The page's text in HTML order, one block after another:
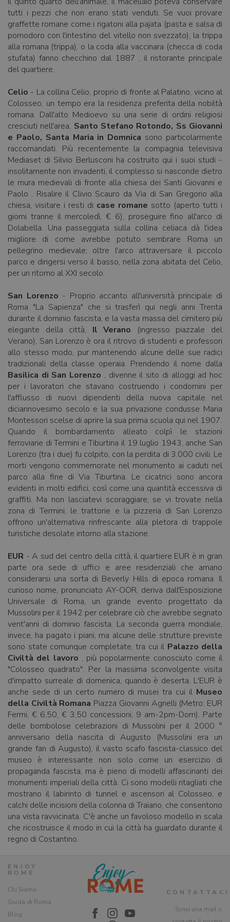
tutti i pezzi che non erano stati venduti. Se vuoi provare
graffette romane come i rigatoni alla pajata (pasta e salsa di
pomodoro con l'intestino del vitello non svezzato), la trippa
alla romana (trippa), o la coda alla vaccinara (checca di coda
stufata) fanno checchino dal 1887 , il ristorante principale
del quartiere.
Celio - La collina Celio, proprio di fronte al Palatino, vicino al
Colosseo, un tempo era la residenza preferita della nobiltà
romana. Dall'alto Medioevo su una serie di ordini religiosi
cresciuti nell'area, Santo Stefano Rotondo, Ss Giovanni
e Paolo, Santa Maria in Domnica sono particolarmente
raccomandati. Più recentemente la compagnia televisiva
Mediaset di Silvio Berlusconi ha costruito qui i suoi studi -
insolitamente non invadenti, il complesso si nasconde dietro
le mura medievali di fronte alla chiesa dei Santi Giovanni e
Paolo . Risalire il Clivio Scauro da Via di San Gregorio alla
chiesa, visitare i resti di case romane sotto (aperto tutti i
giorni tranne il mercoledì, € 6), proseguire fino all'arco di
Dolabella. Una passeggiata sulla collina celiaca dà l'idea
migliore di come avrebbe potuto sembrare Roma un
pellegrino medievale; oltre l'arco attraversare il piccolo
parco e dirigersi verso il basso, nella zona abitata del Celio,
per un ritorno al XXI secolo.
San Lorenzo - Proprio accanto all'università principale di
Roma "La Sapienza" che si trasferì qui negli anni Trenta
durante il dominio fascista, e la vasta massa del cimitero più
elegante della città, Il Verano (ingresso piazzale del
Verano), San Lorenzo è ora il ritrovo di studenti e professori
allo stesso modo, pur mantenendo alcune delle sue radici
tradizionali della classe operaia. Prendendo il nome dalla
Basilica di San Lorenzo , divenne il sito di alloggi ad hoc
per i lavoratori che stavano costruendo i condomini per
l'afflusso di nuovi dipendenti della nuova capitale nel
diciannovesimo secolo e la sua privazione condusse Maria
Montessori scelse di aprire la sua prima scuola qui nel 1907.
Quando il bombardamento alleato colpì le stazioni
ferroviarie di Termini e Tiburtina il 19 luglio 1943, anche San
Lorenzo (tra i due) fu colpito, con la perdita di 3.000 civili. Le
morti vengono commemorate nel monumento ai caduti nel
parco alla fine di Via Tiburtina. Le cicatrici sono ancora
evidenti in molti edifici, così come una quantità eccessiva di
graffiti. Ma non lasciatevi scoraggiare, se vi trovate nella
zona di Termini, le trattorie e la pizzeria di San Lorenzo
offrono un'alternativa rinfrescante alla pletora di trappole
turistiche desolate intorno alla stazione.
EUR - A sud del centro della città, il quartiere EUR è in gran
parte ora sede di uffici e aree residenziali che amano
considerarsi una sorta di Beverly Hills di epoca romana. Il
curioso nome, pronunciato AY-OOR, deriva dall'Esposizione
Universale di Roma, un grande evento progettato da
Mussolini per il 1942 per celebrare ciò che avrebbe segnato
vent'anni di dominio fascista. La seconda guerra mondiale,
invece, ha pagato i piani, ma alcune delle strutture previste
sono state comunque completate, tra cui il Palazzo della
Civiltà del lavoro , più popolarmente conosciuto come il
"Colosseo quadrato". Per la massima sconvolgente visita
d'impatto surreale di domenica, quando è deserta. L'EUR è
anche sede di un certo numero di musei tra cui il Museo
della Civiltà Romana Piazza Giovanni Agnelli (Metro: EUR
Fermi, € 6,50, € 3,50 concessioni, 9 am-2pm-Dom). Parte
delle bombolose celebrazioni di Mussolini per il 2000 °
anniversario della nascita di Augusto (Mussolini era un
grande fan di Augusto), il vasto scafo fascista-classico del
museo è interessante non solo come un esercizio di
propaganda fascista, ma è pieno di modelli affascinanti dei
monumenti imperiali della città. Ci sono modelli ritagliati che
mostrano il labirinto di tunnel e ascensori al Colosseo, e
calchi delle incisioni della colonna di Traiano, che consentono
una vista ravvicinata. C'è anche un favoloso modello in scala
che ricostruisce il modo in cui la città ha guardato durante il
regno di Costantino.
ENJOY
ROME
Chi Siamo
Guida di Roma
Blog
CONTATTACI
Scrivi una mail o